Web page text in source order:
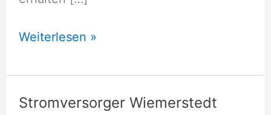
Stromversorger
Weiterlesen »
Stromversorger Wiemerstedt